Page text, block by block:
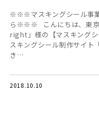
※※※マスキングシール事
ら※※※ こんにちは、東京
right」様の【マスキング
スキングシール制作サイト
き…
2018.10.10